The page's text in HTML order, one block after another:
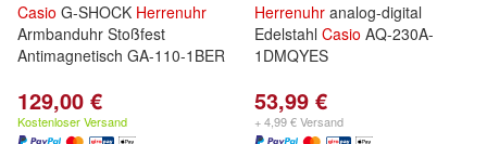
Casio G-SHOCK Herrenuhr
Armbanduhr Stoßfest
Antimagnetisch GA-110-1BER
129,00 €
Kostenloser Versand
Herrenuhr analog-digital
Edelstahl Casio AQ-230A-
1DMQYES
53,99 €
+ 4,99 € Versand